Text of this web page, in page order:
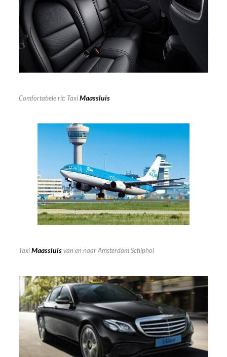
Comfortabele rit: TaxiMaassluis
TaxiMaassluisvan en naar Amsterdam Schiphol